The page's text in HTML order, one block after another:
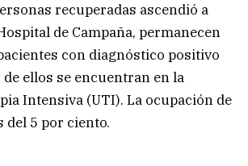
recuperadas ascendió a
de Campaña, permanecen
con diagnóstico positivo
de ellos se encuentran en la
Intensiva (UTI). La ocupación de
del 5 por ciento.